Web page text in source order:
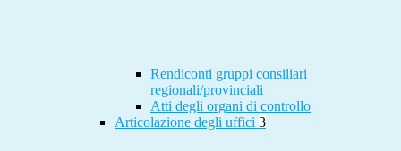
Rendiconti gruppi consiliari
regionali/provinciali
Atti degli organi di controllo
Articolazione degli uffici 3